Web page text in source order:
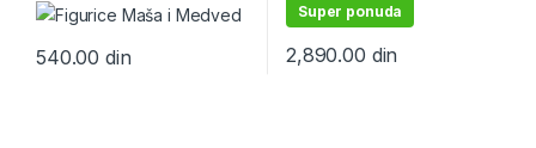
540.00din
Super ponuda
2,890.00 din